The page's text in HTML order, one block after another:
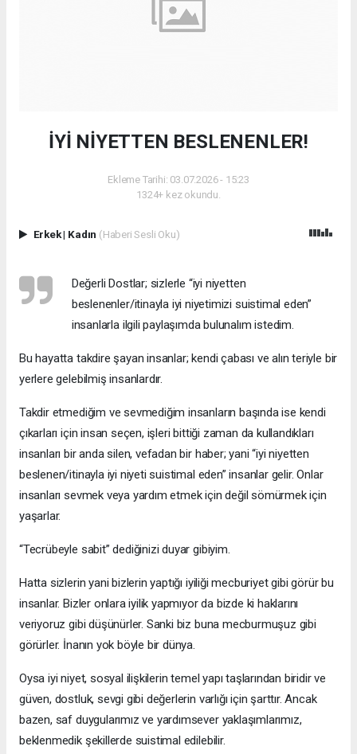
İYİ NİYETTEN BESLENENLER!
Ekleme Tarihi: 03.07.2026 - 15:23
1324+ kez okundu.
Erkek| Kadın (Haberi Sesli Oku)
Değerli Dostlar; sizlerle “iyi niyetten
beslenenler/itinayla iyi niyetimizi suistimal eden”
insanlarla ilgili paylaşımda bulunalım istedim.
Bu hayatta takdire şayan insanlar; kendi çabası ve alın teriyle bir
yerlere gelebilmiş insanlardır.
Takdir etmediğim ve sevmediğim insanların başında ise kendi
çıkarları için insan seçen, işleri bittiği zaman da kullandıkları
insanları bir anda silen, vefadan bir haber; yani “iyi niyetten
beslenen/itinayla iyi niyeti suistimal eden” insanlar gelir. Onlar
insanları sevmek veya yardım etmek için değil sömürmek için
yaşarlar.
“Tecrübeyle sabit” dediğinizi duyar gibiyim.
Hatta sizlerin yani bizlerin yaptığı iyiliği mecburiyet gibi görür bu
insanlar. Bizler onlara iyilik yapmıyor da bizde ki haklarını
veriyoruz gibi düşünürler. Sanki biz buna mecburmuşuz gibi
görürler. İnanın yok böyle bir dünya.
Oysa iyi niyet, sosyal ilişkilerin temel yapı taşlarından biridir ve
güven, dostluk, sevgi gibi değerlerin varlığı için şarttır. Ancak
bazen, saf duygularımız ve yardımsever yaklaşımlarımız,
beklenmedik şekillerde suistimal edilebilir.